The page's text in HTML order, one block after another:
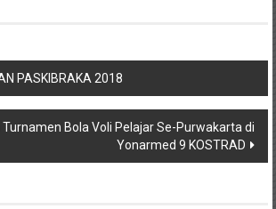
PASKIBRAKA 2018
Bola Voli Pelajar Se-Purwakarta di
Yonarmed 9 KOSTRAD